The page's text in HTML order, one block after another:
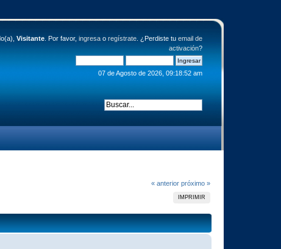
Visitante. Por favor, ingresao regístrate. ¿Perdiste tu email de
activación?
07 de Agosto de 2026, 09:18:52 am
« anterior próximo »
IMPRIMIR